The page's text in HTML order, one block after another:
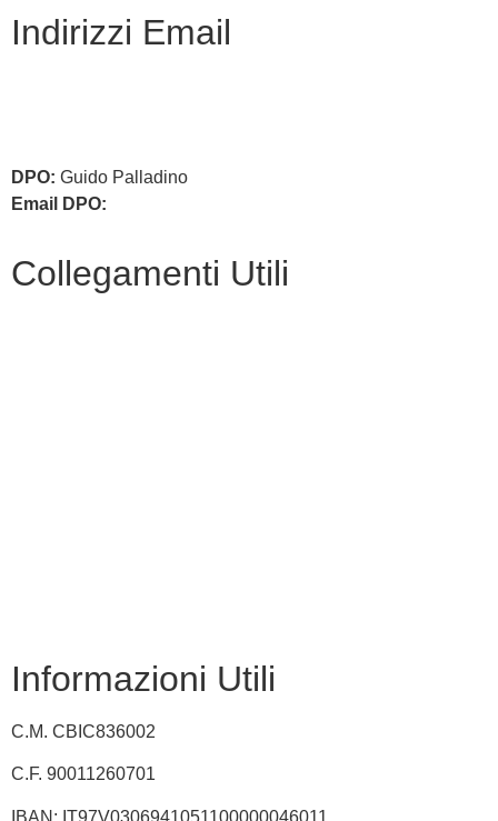
Indirizzi Email
DPO: Guido Palladino
Email DPO:
Collegamenti Utili
Informazioni Utili
C.M. CBIC836002
C.F. 90011260701
IBAN: IT97V0306941051100000046011